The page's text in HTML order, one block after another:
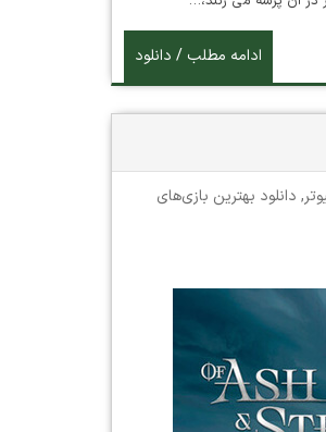
ادامه مطلب / دانلود
, دانلود بهترین بازی‌های